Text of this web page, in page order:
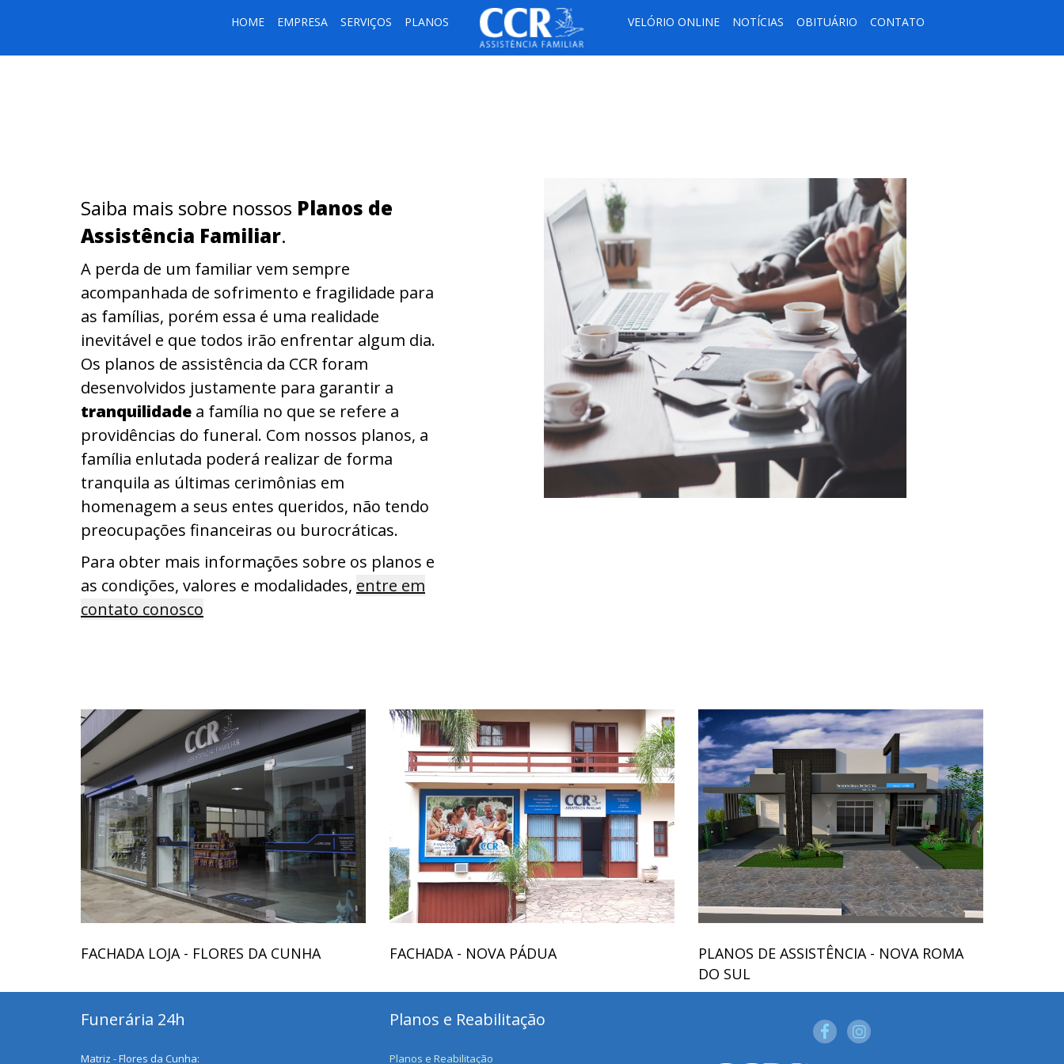
HOME EMPRESA SERVIÇOS PLANOS VELÓRIO ONLINE NOTÍCIAS OBITUÁRIO CONTATO
Saiba mais sobre nossos Planos de
Assistência Familiar.
A perda de um familiar vem sempre
acompanhada de sofrimento e fragilidade para
as famílias, porém essa é uma realidade
inevitável e que todos irão enfrentar algum dia.
Os planos de assistência da CCR foram
desenvolvidos justamente para garantir a
tranquilidade a família no que se refere a
providências do funeral. Com nossos planos, a
família enlutada poderá realizar de forma
tranquila as últimas cerimônias em
homenagem a seus entes queridos, não tendo
preocupações financeiras ou burocráticas.
Para obter mais informações sobre os planos e
as condições, valores e modalidades, entre em
contato conosco
FACHADA LOJA - FLORES DA CUNHA FACHADA - NOVA PÁDUA
PLANOS DE ASSISTÊNCIA - NOVA ROMA
DO SUL
Funerária 24h
Matriz - Flores da Cunha:
Planos e Reabilitação
Planos e Reabilitação